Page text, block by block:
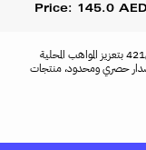
Price: 145.0 AED
دكان421 هو متجر تصميم مستوحى من السمات المعمارية ل421 بتعزيز المواهب المحلية
إصدار حصري ومحدود، منتجات